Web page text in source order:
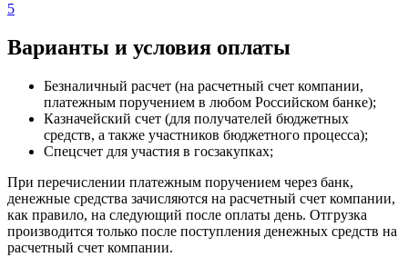
5
Варианты и условия оплаты
Безналичный расчет (на расчетный счет компании,
платежным поручением в любом Российском банке);
Казначейский счет (для получателей бюджетных
средств, а также участников бюджетного процесса);
Спецсчет для участия в госзакупках;
При перечислении платежным поручением через банк,
денежные средства зачисляются на расчетный счет компании,
как правило, на следующий после оплаты день. Отгрузка
производится только после поступления денежных средств на
расчетный счет компании.